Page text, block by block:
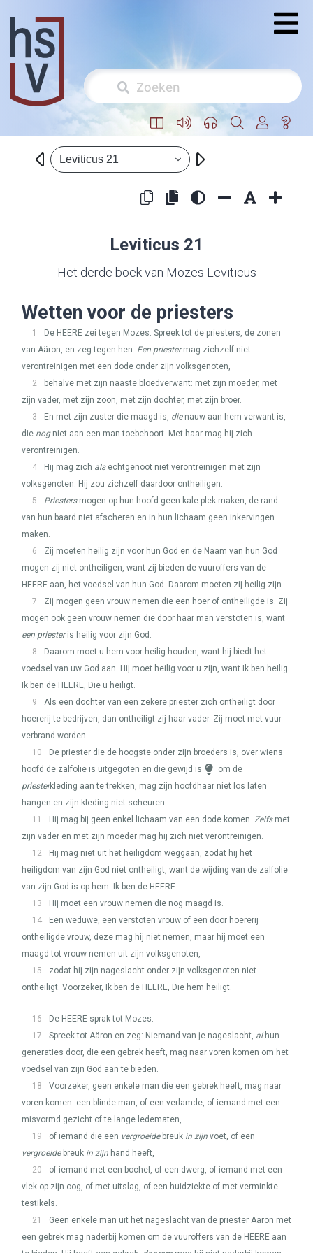
Leviticus 21
Leviticus 21
Het derde boek van Mozes Leviticus
Wetten voor de priesters
1 De HEERE zei tegen Mozes: Spreek tot de priesters, de zonen
van Aäron, en zeg tegen hen: Een priestermag zichzelf niet
verontreinigen met een dode onder zijn volksgenoten,
2
behalve met zijn naaste bloedverwant: met zijn moeder, met
zijn vader, met zijn zoon, met zijn dochter, met zijn broer.
3
En met zijn zuster die maagd is, dienauw aan hem verwant is,
die nogniet aan een man toebehoort. Met haar mag hij zich
verontreinigen.
4
Hij mag zich alsechtgenoot niet verontreinigen met zijn
volksgenoten. Hij zou zichzelf daardoor ontheiligen.
5
Priestersmogen op hun hoofd geen kale plek maken, de rand
van hun baard niet afscheren en in hun lichaam geen inkervingen
maken.
6
Zij moeten heilig zijn voor hun God en de Naam van hun God
mogen zij niet ontheiligen, want zij bieden de vuuroffers van de
HEERE aan, het voedsel van hun God. Daarom moeten zij heilig zijn.
7
Zij mogen geen vrouw nemen die een hoer of ontheiligde is. Zij
mogen ook geen vrouw nemen die door haar man verstoten is, want
een priesteris heilig voor zijn God.
8
Daarom moet u hem voor heilig houden, want hij biedt het
voedsel van uw God aan. Hij moet heilig voor u zijn, want Ik ben heilig.
Ik ben de HEERE, Die u heiligt.
9
Als een dochter van een zekere priester zich ontheiligt door
hoererij te bedrijven, dan ontheiligt zij haar vader. Zij moet met vuur
verbrand worden.
10
De priester die de hoogste onder zijn broeders is, over wiens
hoofd de zalfolie is uitgegoten en die gewijd is
om de
priesterkleding aan te trekken, mag zijn hoofdhaar niet los laten
hangen en zijn kleding niet scheuren.
11
Hij mag bij geen enkel lichaam van een dode komen. Zelfsmet
zijn vader en met zijn moeder mag hij zich niet verontreinigen.
12
Hij mag niet uit het heiligdom weggaan, zodat hij het
heiligdom van zijn God niet ontheiligt, want de wijding van de zalfolie
van zijn God is op hem. Ik ben de HEERE.
13
Hij moet een vrouw nemen die nog maagd is.
14
Een weduwe, een verstoten vrouw of een door hoererij
ontheiligde vrouw, deze mag hij niet nemen, maar hij moet een
maagd tot vrouw nemen uit zijn volksgenoten,
15
zodat hij zijn nageslacht onder zijn volksgenoten niet
ontheiligt. Voorzeker, Ik ben de HEERE, Die hem heiligt.
16 De HEERE sprak tot Mozes:
17
Spreek tot Aäron en zeg: Niemand van je nageslacht, alhun
generaties door, die een gebrek heeft, mag naar voren komen om het
voedsel van zijn God aan te bieden.
18
Voorzeker, geen enkele man die een gebrek heeft, mag naar
voren komen: een blinde man, of een verlamde, of iemand met een
misvormd gezicht of te lange ledematen,
19
of iemand die een vergroeidebreuk in zijn voet, of een
vergroeidebreuk in zijn hand heeft,
20
of iemand met een bochel, of een dwerg, of iemand met een
vlek op zijn oog, of met uitslag, of een huidziekte of met verminkte
testikels.
21
Geen enkele man uit het nageslacht van de priester Aäron met
een gebrek mag naderbij komen om de vuuroffers van de HEERE aan